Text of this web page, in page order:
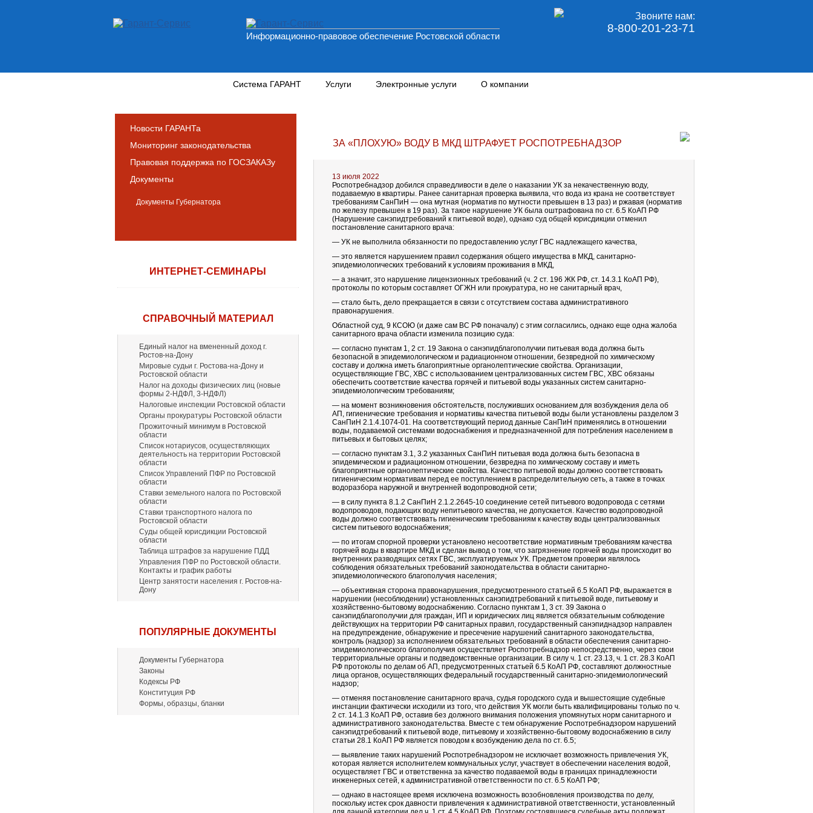
Информационно-правовое обеспечение Ростовской области
Звоните нам:
8-800-201-23-71
Система ГАРАНТ Услуги Электронные услуги О компании
Новости ГАРАНТа
Мониторинг законодательства
Правовая поддержка по ГОСЗАКАЗу
Документы
Документы Губернатора
ИНТЕРНЕТ-СЕМИНАРЫ
СПРАВОЧНЫЙ МАТЕРИАЛ
Единый налог на вмененный доход г.
Ростов-на-Дону
Мировые судьи г. Ростова-на-Дону и
Ростовской области
Налог на доходы физических лиц (новые
формы 2-НДФЛ, 3-НДФЛ)
Налоговые инспекции Ростовской области
Органы прокуратуры Ростовской области
Прожиточный минимум в Ростовской
области
Список нотариусов, осуществляющих
деятельность на территории Ростовской
области
Список Управлений ПФР по Ростовской
области
Ставки земельного налога по Ростовской
области
Ставки транспортного налога по
Ростовской области
Суды общей юрисдикции Ростовской
области
Таблица штрафов за нарушение ПДД
Управления ПФР по Ростовской области.
Контакты и график работы
Центр занятости населения г. Ростов-на-
Дону
ПОПУЛЯРНЫЕ ДОКУМЕНТЫ
Документы Губернатора
Законы
Кодексы РФ
Конституция РФ
Формы, образцы, бланки
ЗА «ПЛОХУЮ» ВОДУ В МКД ШТРАФУЕТ РОСПОТРЕБНАДЗОР
13 июля 2022
Роспотребнадзор добился справедливости в деле о наказании УК за некачественную воду,
подаваемую в квартиры. Ранее санитарная проверка выявила, что вода из крана не соответствует
требованиям СанПиН — она мутная (норматив по мутности превышен в 13 раз) и ржавая (норматив
по железу превышен в 19 раз). За такое нарушение УК была оштрафована по ст. 6.5 КоАП РФ
(Нарушение санэпидтребований к питьевой воде), однако суд общей юрисдикции отменил
постановление санитарного врача:
— УК не выполнила обязанности по предоставлению услуг ГВС надлежащего качества,
— это является нарушением правил содержания общего имущества в МКД, санитарно-
эпидемиологических требований к условиям проживания в МКД,
— а значит, это нарушение лицензионных требований (ч. 2 ст. 196 ЖК РФ, ст. 14.3.1 КоАП РФ),
протоколы по которым составляет ОГЖН или прокуратура, но не санитарный врач,
— стало быть, дело прекращается в связи с отсутствием состава административного
правонарушения.
Областной суд, 9 КСОЮ (и даже сам ВС РФ поначалу) с этим согласились, однако еще одна жалоба
санитарного врача области изменила позицию суда:
— согласно пунктам 1, 2 ст. 19 Закона о санэпидблагополучии питьевая вода должна быть
безопасной в эпидемиологическом и радиационном отношении, безвредной по химическому
составу и должна иметь благоприятные органолептические свойства. Организации,
осуществляющие ГВС, ХВС с использованием централизованных систем ГВС, ХВС обязаны
обеспечить соответствие качества горячей и питьевой воды указанных систем санитарно-
эпидемиологическим требованиям;
— на момент возникновения обстоятельств, послуживших основанием для возбуждения дела об
АП, гигиенические требования и нормативы качества питьевой воды были установлены разделом 3
СанПиН 2.1.4.1074-01. На соответствующий период данные СанПиН применялись в отношении
воды, подаваемой системами водоснабжения и предназначенной для потребления населением в
питьевых и бытовых целях;
— согласно пунктам 3.1, 3.2 указанных СанПиН питьевая вода должна быть безопасна в
эпидемическом и радиационном отношении, безвредна по химическому составу и иметь
благоприятные органолептические свойства. Качество питьевой воды должно соответствовать
гигиеническим нормативам перед ее поступлением в распределительную сеть, а также в точках
водоразбора наружной и внутренней водопроводной сети;
— в силу пункта 8.1.2 СанПиН 2.1.2.2645-10 соединение сетей питьевого водопровода с сетями
водопроводов, подающих воду непитьевого качества, не допускается. Качество водопроводной
воды должно соответствовать гигиеническим требованиям к качеству воды централизованных
систем питьевого водоснабжения;
— по итогам спорной проверки установлено несоответствие нормативным требованиям качества
горячей воды в квартире МКД и сделан вывод о том, что загрязнение горячей воды происходит во
внутренних разводящих сетях ГВС, эксплуатируемых УК. Предметом проверки являлось
соблюдения обязательных требований законодательства в области санитарно-
эпидемиологического благополучия населения;
— объективная сторона правонарушения, предусмотренного статьей 6.5 КоАП РФ, выражается в
нарушении (несоблюдении) установленных санэпидтребований к питьевой воде, питьевому и
хозяйственно-бытовому водоснабжению. Согласно пунктам 1, 3 ст. 39 Закона о
санэпидблагополучии для граждан, ИП и юридических лиц является обязательным соблюдение
действующих на территории РФ санитарных правил, государственный санэпиднадзор направлен
на предупреждение, обнаружение и пресечение нарушений санитарного законодательства,
контроль (надзор) за исполнением обязательных требований в области обеспечения санитарно-
эпидемиологического благополучия осуществляет Роспотребнадзор непосредственно, через свои
территориальные органы и подведомственные организации. В силу ч. 1 ст. 23.13, ч. 1 ст. 28.3 КоАП
РФ протоколы по делам об АП, предусмотренных статьей 6.5 КоАП РФ, составляют должностные
лица органов, осуществляющих федеральный государственный санитарно-эпидемиологический
надзор;
— отменяя постановление санитарного врача, судья городского суда и вышестоящие судебные
инстанции фактически исходили из того, что действия УК могли быть квалифицированы только по ч.
2 ст. 14.1.3 КоАП РФ, оставив без должного внимания положения упомянутых норм санитарного и
административного законодательства. Вместе с тем обнаружение Роспотребнадзором нарушений
санэпидтребований к питьевой воде, питьевому и хозяйственно-бытовому водоснабжению в силу
статьи 28.1 КоАП РФ является поводом к возбуждению дела по ст. 6.5;
— выявление таких нарушений Роспотребнадзором не исключает возможность привлечения УК,
которая является исполнителем коммунальных услуг, участвует в обеспечении населения водой,
осуществляет ГВС и ответственна за качество подаваемой воды в границах принадлежности
инженерных сетей, к административной ответственности по ст. 6.5 КоАП РФ;
— однако в настоящее время исключена возможность возобновления производства по делу,
поскольку истек срок давности привлечения к административной ответственности, установленный